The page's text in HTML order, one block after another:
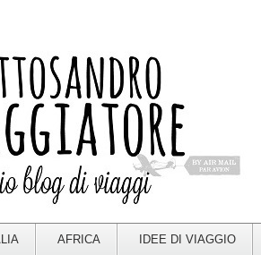
AFRICA IDEE DI VIAGGIO